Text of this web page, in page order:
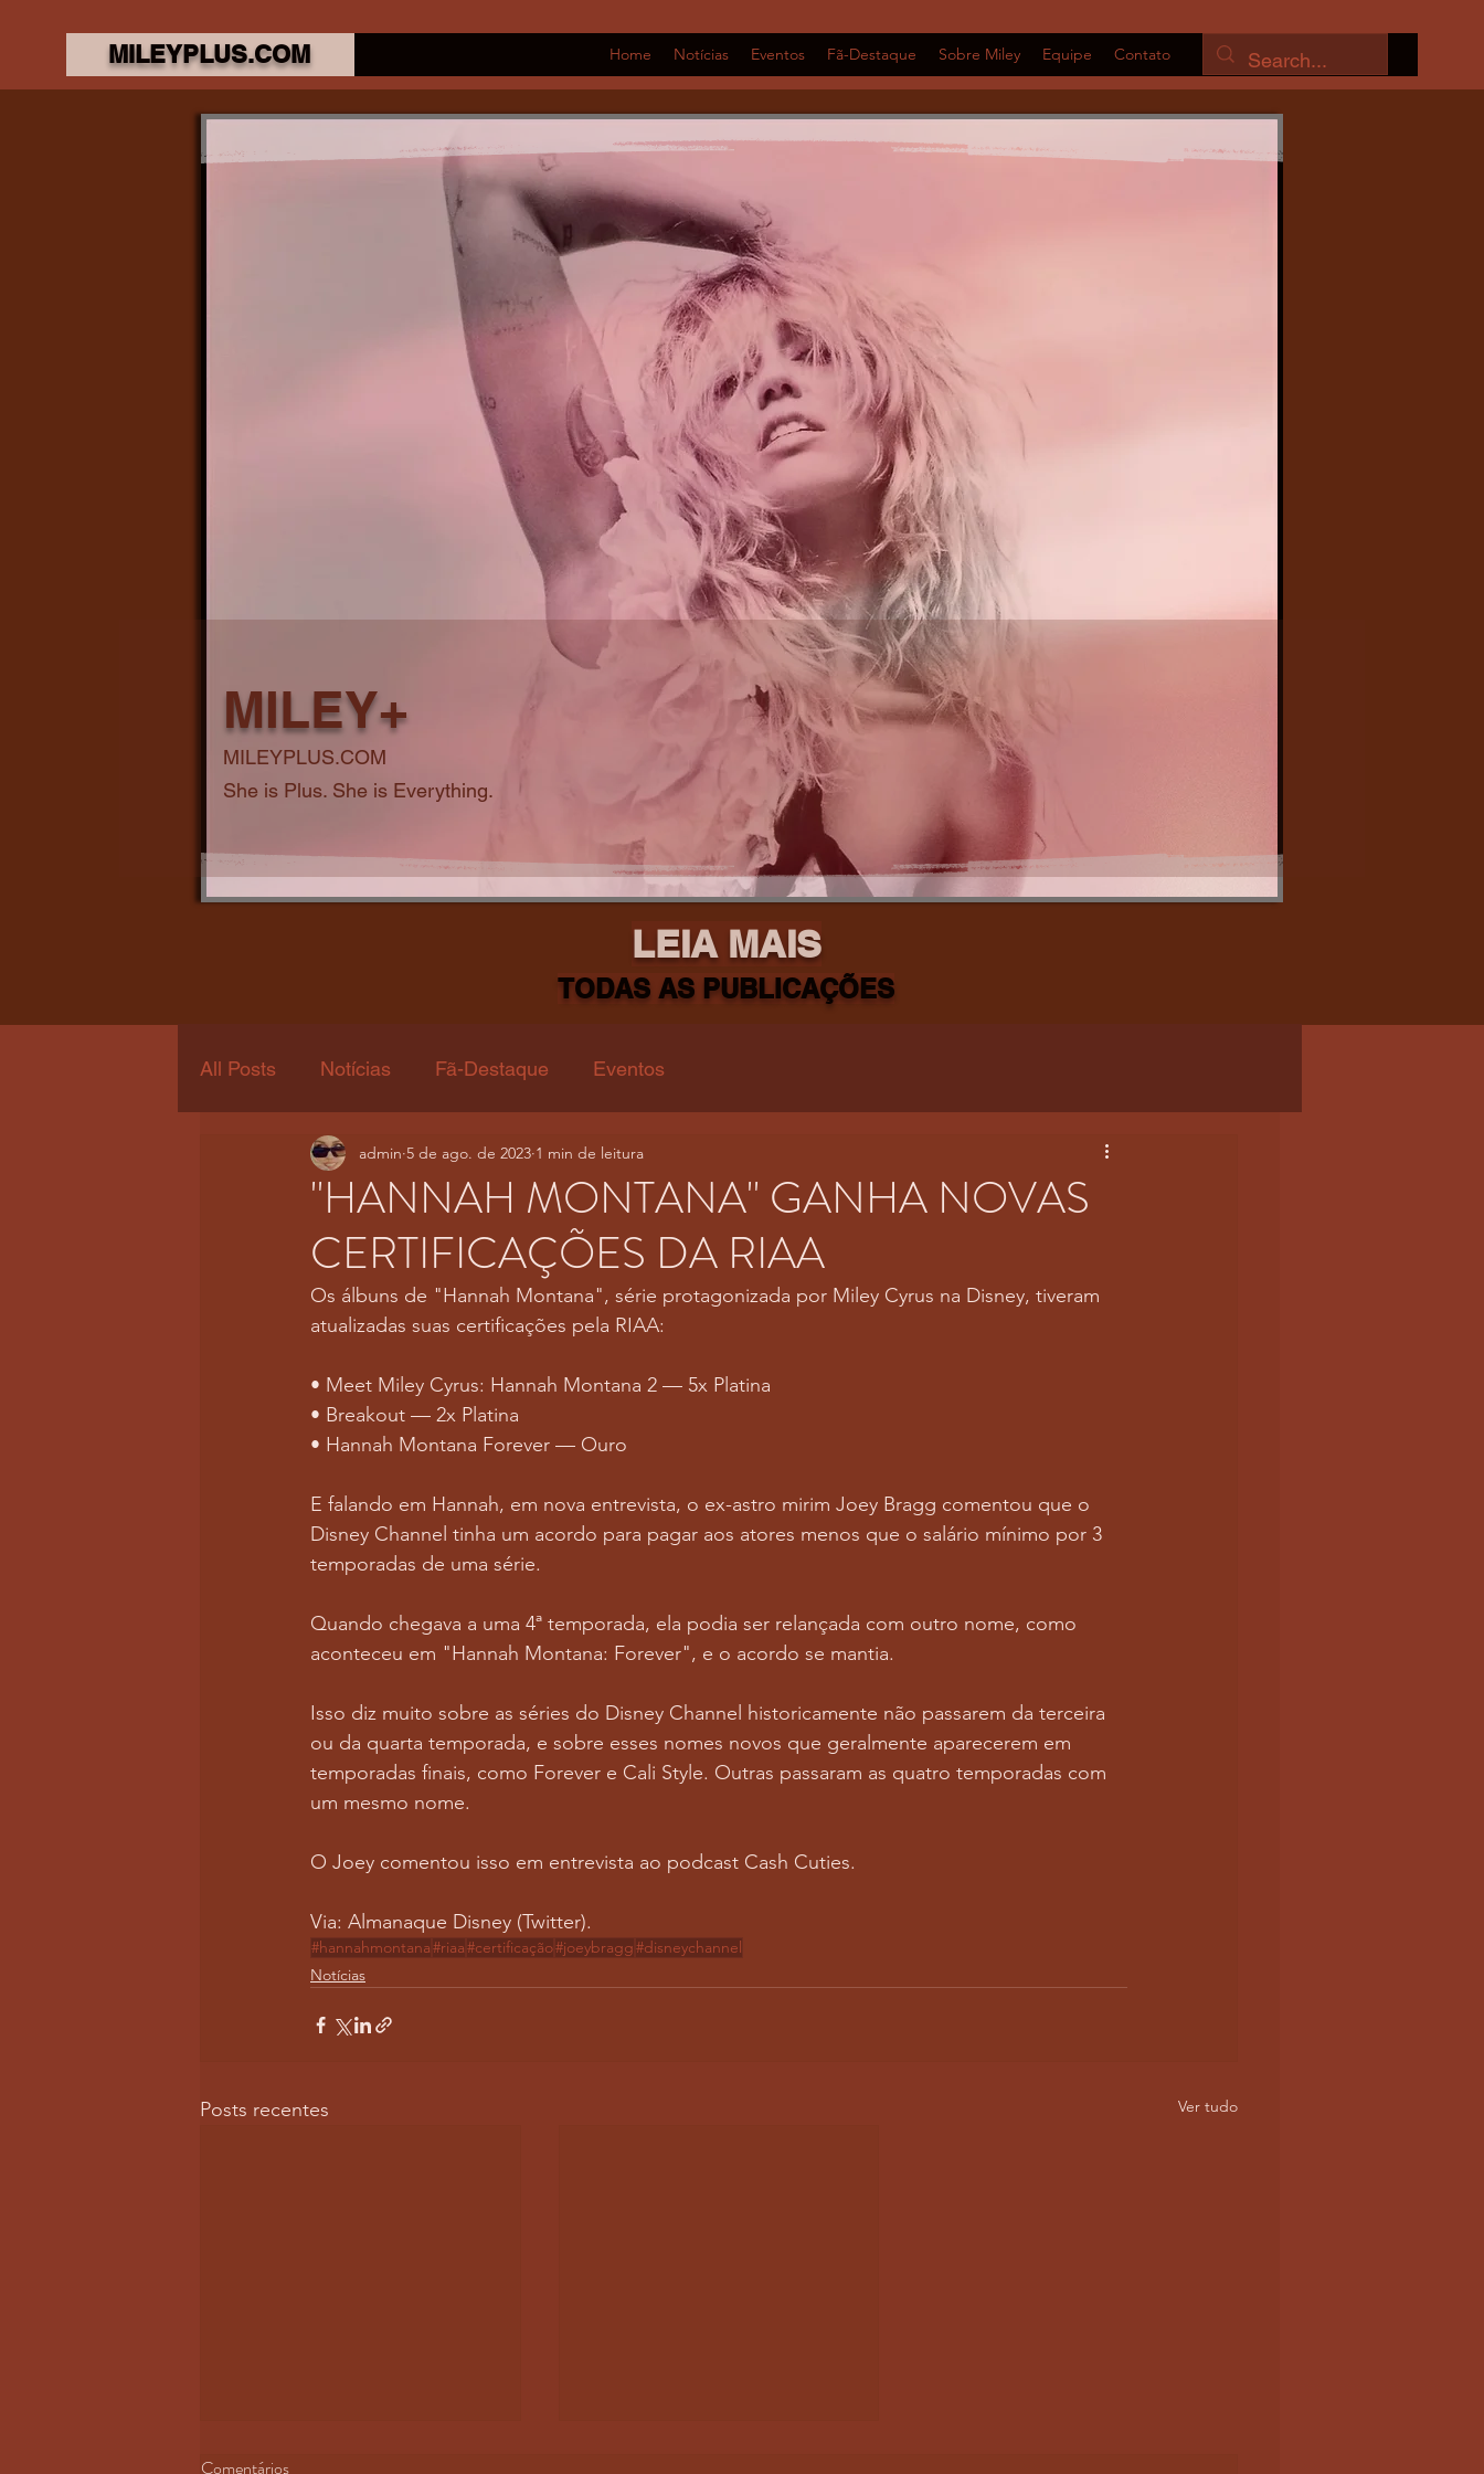
MILEYPLUS.COM Home Notícias Eventos Fã-Destaque Sobre Miley Equipe Contato
LEIA MAIS
TODAS AS PUBLICAÇÕES
All Posts Notícias Fã-Destaque Eventos
"HANNAH MONTANA" GANHA NOVAS
CERTIFICAÇÕES DA RIAA
admin 5 de ago. de 2023 1 min de leitura
Os álbuns de "Hannah Montana", série protagonizada por Miley Cyrus na Disney, tiveram
atualizadas suas certificações pela RIAA:
• Meet Miley Cyrus: Hannah Montana 2 — 5x Platina
• Breakout — 2x Platina
• Hannah Montana Forever — Ouro
E falando em Hannah, em nova entrevista, o ex-astro mirim Joey Bragg comentou que o
Disney Channel tinha um acordo para pagar aos atores menos que o salário mínimo por 3
temporadas de uma série.
Quando chegava a uma 4ª temporada, ela podia ser relançada com outro nome, como
aconteceu em "Hannah Montana: Forever", e o acordo se mantia.
Isso diz muito sobre as séries do Disney Channel historicamente não passarem da terceira
ou da quarta temporada, e sobre esses nomes novos que geralmente aparecerem em
temporadas finais, como Forever e Cali Style. Outras passaram as quatro temporadas com
um mesmo nome.
O Joey comentou isso em entrevista ao podcast Cash Cuties.
Via: Almanaque Disney (Twitter).
#hannahmontana#riaa#certificação#joeybragg#disneychannel
Notícias
Posts recentes Ver tudo
Comentários
MILEY+
MILEYPLUS.COM
She is Plus. She is Everything.